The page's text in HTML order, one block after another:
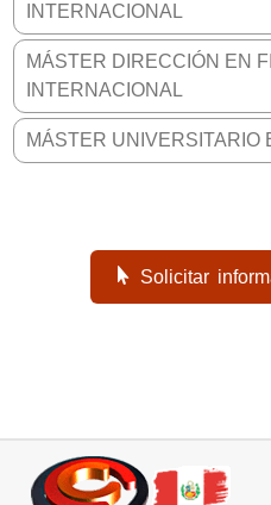
INTERNACIONAL
MÁSTER DIRECCIÓN EN
INTERNACIONAL
MÁSTER UNIVERSITARIO
Solicitar